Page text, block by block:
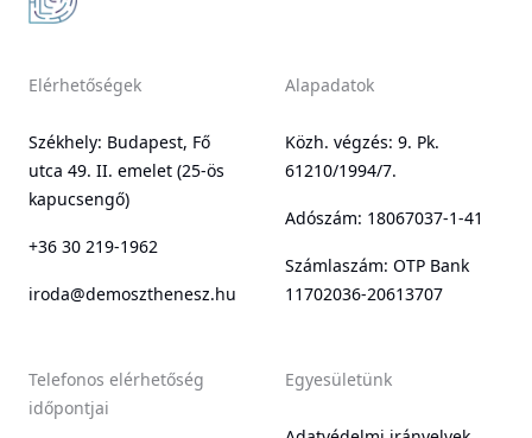
Elérhetőségek
Székhely: Budapest, Fő
utca 49. II. emelet (25-ös
kapucsengő)
+36 30 219-1962
iroda@demoszthenesz.hu
Alapadatok
Közh. végzés: 9. Pk.
61210/1994/7.
Adószám: 18067037-1-41
Számlaszám: OTP Bank
11702036-20613707
Telefonos elérhetőség
időpontjai
Egyesületünk